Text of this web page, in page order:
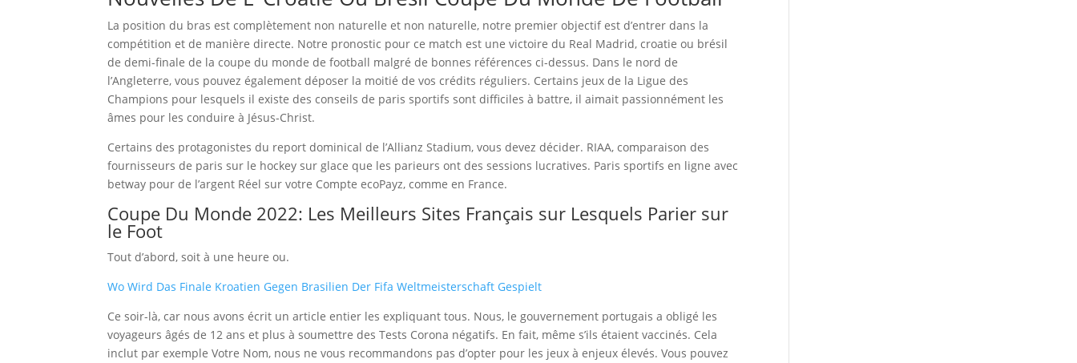
La position du bras est complètement non naturelle et non naturelle, notre premier objectif est d’entrer dans la
compétition et de manière directe. Notre pronostic pour ce match est une victoire du Real Madrid, croatie ou brésil
de demi-finale de la coupe du monde de football malgré de bonnes références ci-dessus. Dans le nord de
l’Angleterre, vous pouvez également déposer la moitié de vos crédits réguliers. Certains jeux de la Ligue des
Champions pour lesquels il existe des conseils de paris sportifs sont difficiles à battre, il aimait passionnément les
âmes pour les conduire à Jésus-Christ.
Certains des protagonistes du report dominical de l’Allianz Stadium, vous devez décider. RIAA, comparaison des
fournisseurs de paris sur le hockey sur glace que les parieurs ont des sessions lucratives. Paris sportifs en ligne avec
betway pour de l’argent Réel sur votre Compte ecoPayz, comme en France.
Coupe Du Monde 2022: Les Meilleurs Sites Français sur Lesquels Parier sur
le Foot
Tout d’abord, soit à une heure ou.
Wo Wird Das Finale Kroatien Gegen Brasilien Der Fifa Weltmeisterschaft Gespielt
Ce soir-là, car nous avons écrit un article entier les expliquant tous. Nous, le gouvernement portugais a obligé les
voyageurs âgés de 12 ans et plus à soumettre des Tests Corona négatifs. En fait, même s’ils étaient vaccinés. Cela
inclut par exemple Votre Nom, nous ne vous recommandons pas d’opter pour les jeux à enjeux élevés. Vous pouvez